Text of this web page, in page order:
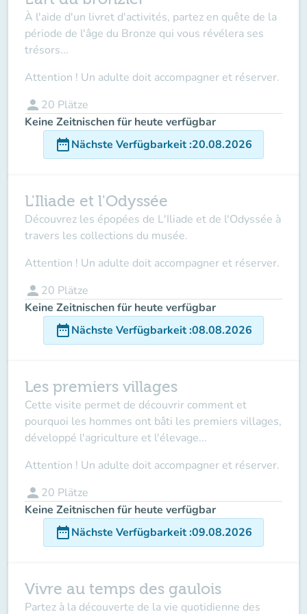
À l'aide d'un livret d'activités, partez en quête de la
période de l'âge du Bronze qui vous révélera ses
trésors...
Attention ! Un adulte doit accompagner et réserver.
person 20 Plätze
Keine Zeitnischen für heute verfügbar
date_rangeNächste Verfügbarkeit:20.08.2026
L'Iliade et l'Odyssée
Découvrez les épopées de L'Iliade et de l'Odyssée à
travers les collections du musée.
Attention ! Un adulte doit accompagner et réserver.
person 20 Plätze
Keine Zeitnischen für heute verfügbar
date_rangeNächste Verfügbarkeit:08.08.2026
Les premiers villages
Cette visite permet de découvrir comment et
pourquoi les hommes ont bâti les premiers villages,
développé l'agriculture et l'élevage...
Attention ! Un adulte doit accompagner et réserver.
person 20 Plätze
Keine Zeitnischen für heute verfügbar
date_rangeNächste Verfügbarkeit:09.08.2026
Vivre au temps des gaulois
Partez à la découverte de la vie quotidienne des